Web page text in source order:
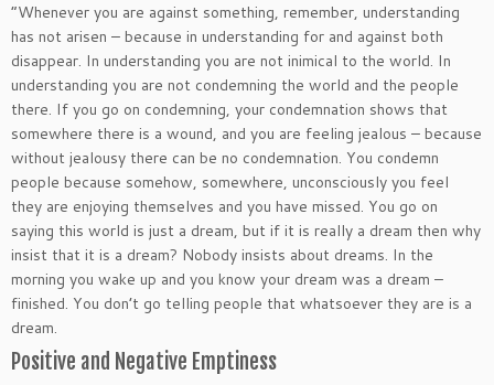
“Whenever you are against something, remember, understanding
has not arisen – because in understanding for and against both
disappear. In understanding you are not inimical to the world. In
understanding you are not condemning the world and the people
there. If you go on condemning, your condemnation shows that
somewhere there is a wound, and you are feeling jealous – because
without jealousy there can be no condemnation. You condemn
people because somehow, somewhere, unconsciously you feel
they are enjoying themselves and you have missed. You go on
saying this world is just a dream, but if it is really a dream then why
insist that it is a dream? Nobody insists about dreams. In the
morning you wake up and you know your dream was a dream –
finished. You don’t go telling people that whatsoever they are is a
dream.
Positive and Negative Emptiness